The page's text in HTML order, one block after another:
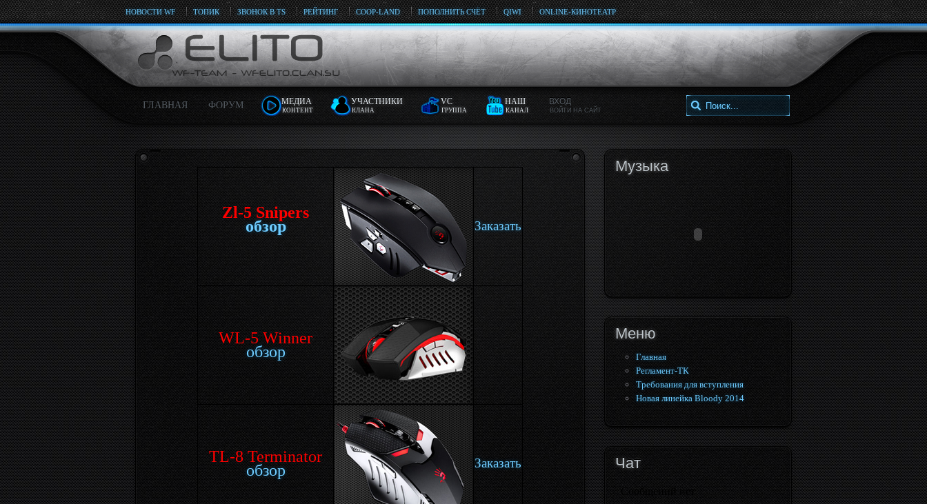
НОВОСТИ WF ТОПИК ЗВОНОК В TS РЕЙТИНГ COOP-LAND ПОПОЛНИТЬ СЧЁТ QIWI ONLINE-КИНОТЕАТР
google
+
twitterfacebook
ГЛАВНАЯ ФОРУМ МЕДИА
КОНТЕНТ
УЧАСТНИКИ
КЛАНА
VC
ГРУППА
НАШ
КАНАЛ
ВХОД
ВОЙТИ НА САЙТ
Zl-5 Snipers
обзор Заказать
WL-5 Winner
обзор
TL-8 Terminator
обзор Заказать
Музыка
Меню
Главная
Регламент-ТК
Требования для вступления
Новая линейка Bloody 2014
Чат